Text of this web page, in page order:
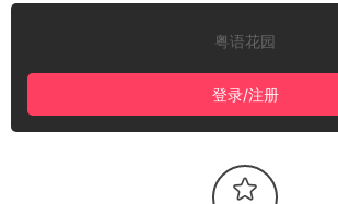
粤语花园
登录/注册